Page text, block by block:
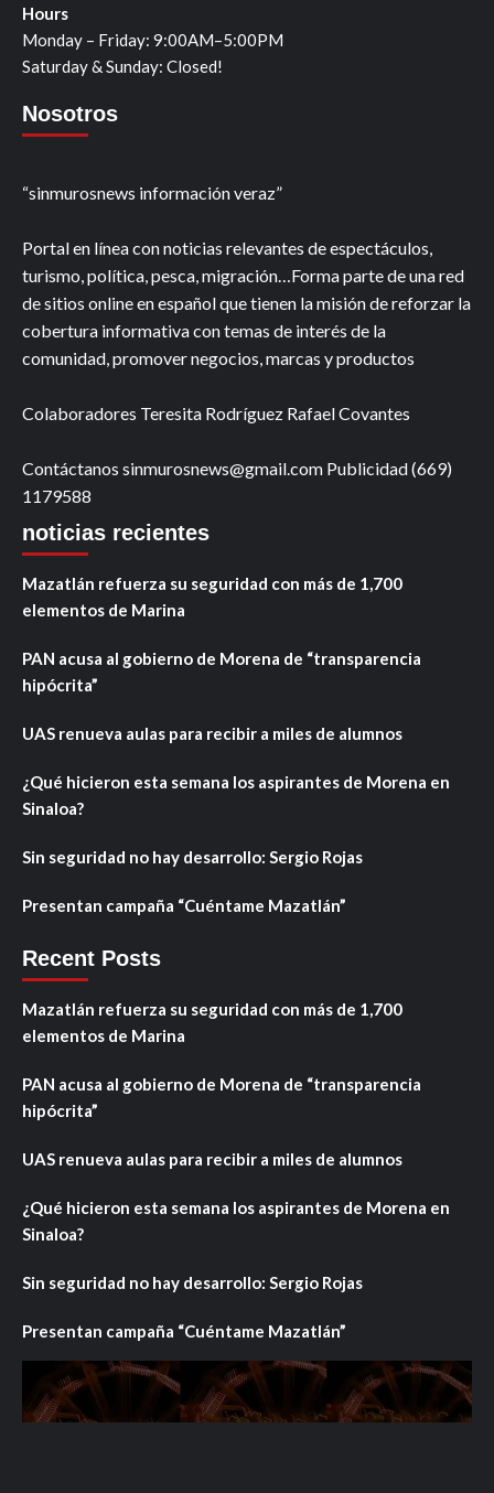
Hours
Monday – Friday: 9:00AM–5:00PM
Saturday & Sunday: Closed!
Nosotros
“sinmurosnews información veraz”
Portal en línea con noticias relevantes de espectáculos,
turismo, política, pesca, migración…Forma parte de una red
de sitios online en español que tienen la misión de reforzar la
cobertura informativa con temas de interés de la
comunidad, promover negocios, marcas y productos
Colaboradores Teresita Rodríguez Rafael Covantes
Contáctanos sinmurosnews@gmail.com Publicidad (669)
1179588
noticias recientes
Mazatlán refuerza su seguridad con más de 1,700
elementos de Marina
PAN acusa al gobierno de Morena de “transparencia
hipócrita”
UAS renueva aulas para recibir a miles de alumnos
¿Qué hicieron esta semana los aspirantes de Morena en
Sinaloa?
Sin seguridad no hay desarrollo: Sergio Rojas
Presentan campaña “Cuéntame Mazatlán”
Recent Posts
Mazatlán refuerza su seguridad con más de 1,700
elementos de Marina
PAN acusa al gobierno de Morena de “transparencia
hipócrita”
UAS renueva aulas para recibir a miles de alumnos
¿Qué hicieron esta semana los aspirantes de Morena en
Sinaloa?
Sin seguridad no hay desarrollo: Sergio Rojas
Presentan campaña “Cuéntame Mazatlán”